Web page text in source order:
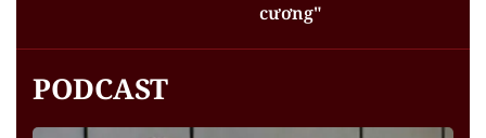
cương"
PODCAST